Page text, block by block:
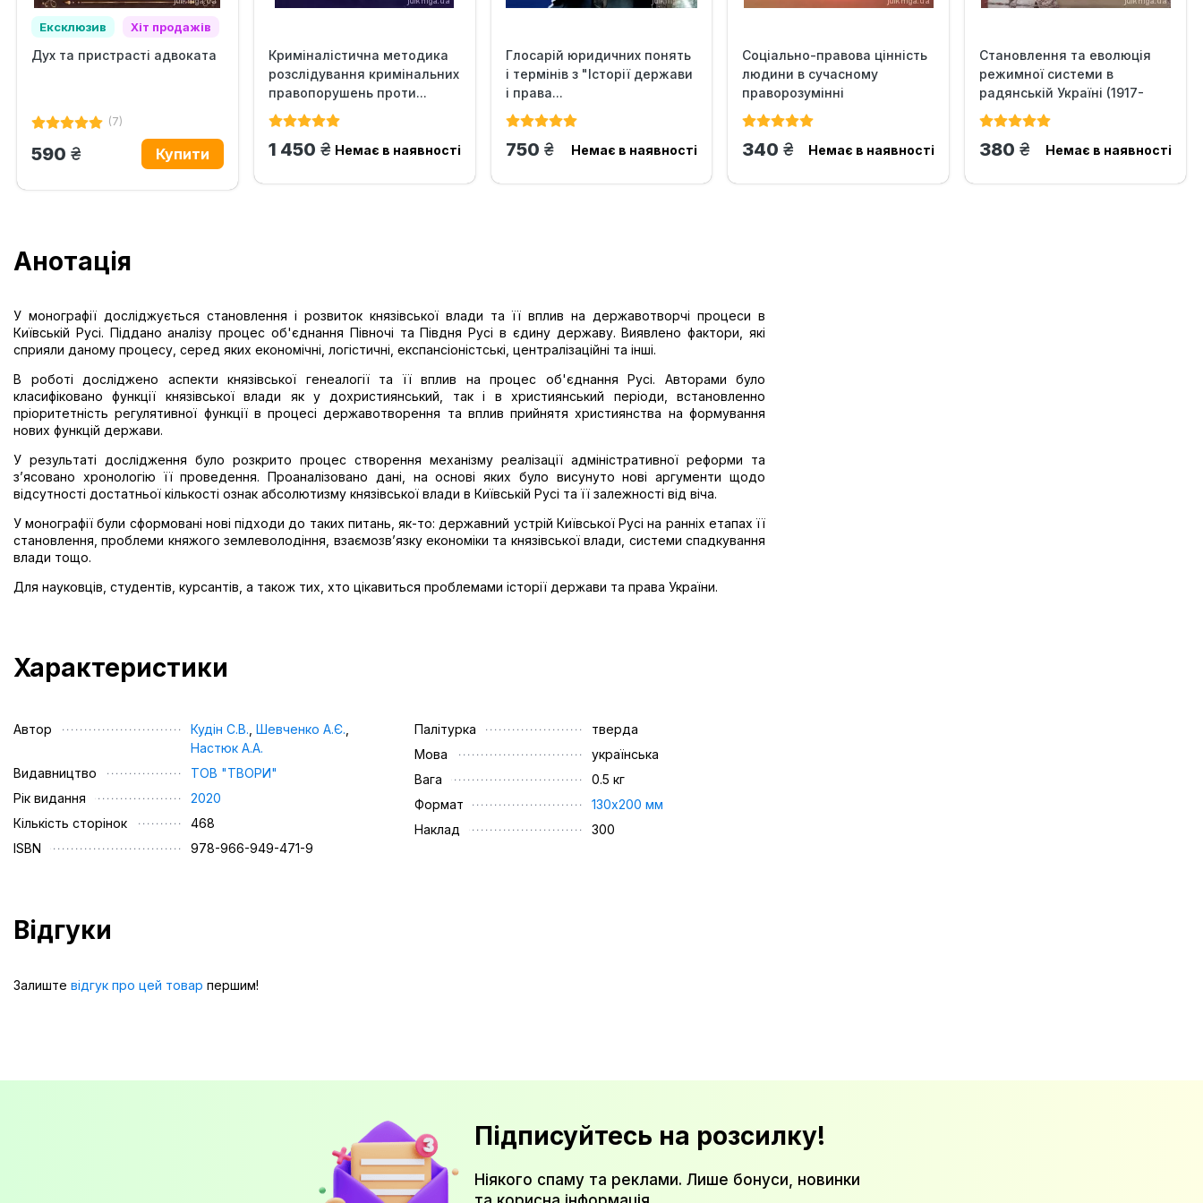
Ексклюзив Хіт продажів
Дух та пристрасті адвоката
(7)
590 грн.
Криміналістична методика
розслідування кримінальних
правопорушень проти...
1 450 грн.
Немає в наявності
Глосарій юридичних понять
і термінів з "Історії держави
і права...
750 грн.Немає в наявності
Соціально-правова цінність
людини в сучасному
праворозумінні
340 грн.Немає в наявності
Становлення та еволюція
режимної системи в
радянській Україні (1917-
1953...
380 грн.Немає в наявності
Анотація
У монографії досліджується становлення і розвиток князівської влади та її вплив на державотворчі процеси в
Київській Русі. Піддано аналізу процес об'єднання Півночі та Півдня Русі в єдину державу. Виявлено фактори, які
сприяли даному процесу, серед яких економічні, логістичні, експансіоністські, централізаційні та інші.
В роботі досліджено аспекти князівської генеалогії та її вплив на процес об'єднання Русі. Авторами було
класифіковано функції князівської влади як у дохристиянський, так і в християнський періоди, встановленно
пріоритетність регулятивної функції в процесі державотворення та вплив прийнятя християнства на формування
нових функцій держави.
У результаті дослідження було розкрито процес створення механізму реалізації адміністративної реформи та
з’ясовано хронологію її проведення. Проаналізовано дані, на основі яких було висунуто нові аргументи щодо
відсутності достатньої кількості ознак абсолютизму князівської влади в Київській Русі та її залежності від віча.
У монографії були сформовані нові підходи до таких питань, як-то: державний устрій Київської Русі на ранніх етапах її
становлення, проблеми княжого землеволодіння, взаємозв’язку економіки та князівської влади, системи спадкування
влади тощо.
Для науковців, студентів, курсантів, а також тих, хто цікавиться проблемами історії держави та права України.
Характеристики
Автор Кудін С.В. ,Шевченко А.Є.
Настюк А.А.
Видавництво
ТОВ "ТВОРИ"
Рік видання
2020
Кількість сторінок
468
ISBN
978-966-949-471-9
Палітурка
тверда
Мова
українська
Вага
0.5 кг
Формат
130х200 мм
Наклад
300
Відгуки
Залиште відгук про цей товар першим!
Підписуйтесь на розсилку!
Ніякого спаму та реклами. Лише бонуси, новинки